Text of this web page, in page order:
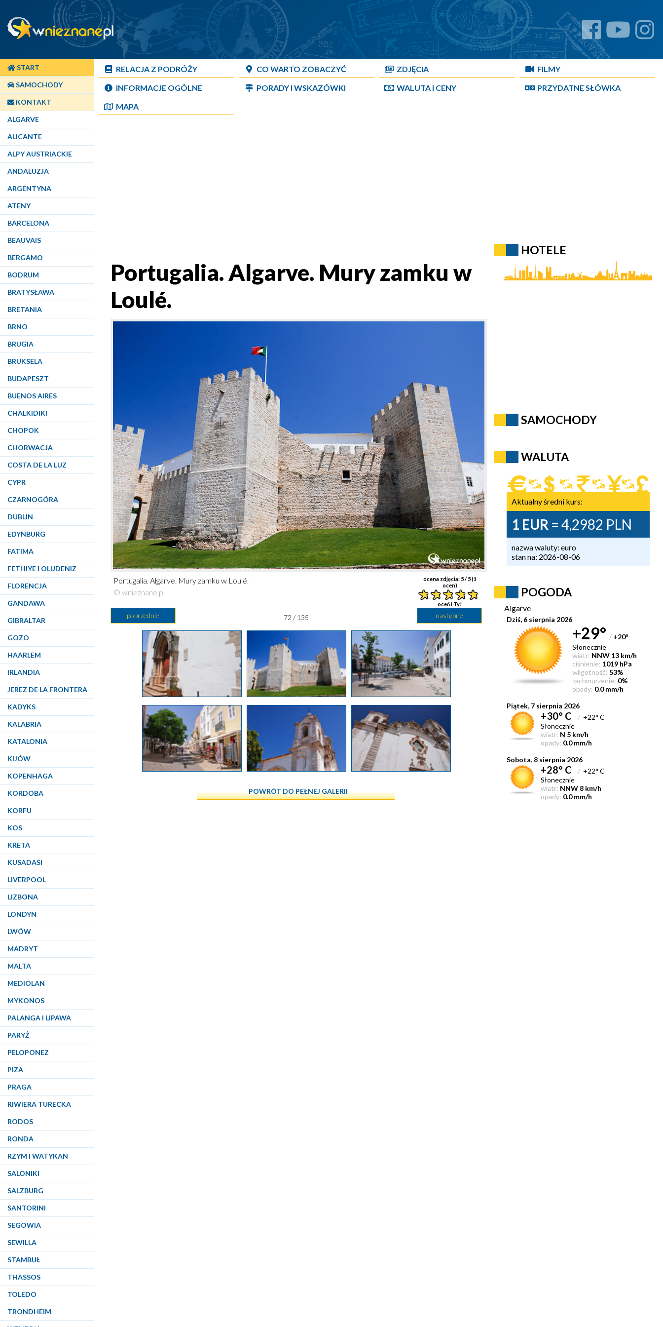
START
SAMOCHODY
KONTAKT
ALGARVE
ALICANTE
ALPY AUSTRIACKIE
ANDALUZJA
ARGENTYNA
ATENY
BARCELONA
BEAUVAIS
BERGAMO
BODRUM
BRATYSŁAWA
BRETANIA
BRNO
BRUGIA
BRUKSELA
BUDAPESZT
BUENOS AIRES
CHALKIDIKI
CHOPOK
CHORWACJA
COSTA DE LA LUZ
CYPR
CZARNOGÓRA
DUBLIN
EDYNBURG
FATIMA
FETHIYE I OLUDENIZ
FLORENCJA
GANDAWA
GIBRALTAR
GOZO
HAARLEM
IRLANDIA
JEREZ DE LA FRONTERA
KADYKS
KALABRIA
KATALONIA
KIJÓW
KOPENHAGA
KORDOBA
KORFU
KOS
KRETA
KUSADASI
LIVERPOOL
LIZBONA
LONDYN
LWÓW
MADRYT
MALTA
MEDIOLAN
MYKONOS
PALANGA I LIPAWA
PARYŻ
PELOPONEZ
PIZA
PRAGA
RIWIERA TURECKA
RODOS
RONDA
RZYM I WATYKAN
SALONIKI
SALZBURG
SANTORINI
SEGOWIA
SEWILLA
STAMBUŁ
THASSOS
TOLEDO
TRONDHEIM
RELACJA Z PODRÓŻY CO WARTO ZOBACZYĆ ZDJĘCIA
FILMY
INFORMACJE OGÓLNE
PORADY I WSKAZÓWKI WALUTA I CENY
PRZYDATNE SŁÓWKA
MAPA
Portugalia. Algarve. Mury zamku w
Loulé.
ocena zdjęcia: 5/ 5 (1
ocen)
oceń i Ty!
Portugalia. Algarve. Mury zamku w Loulé.
© wnieznane.pl
poprzednie następne
72 / 135
POWRÓT DO PEŁNEJ GALERII
HOTELE
SAMOCHODY
WALUTA
Aktualny średni kurs:
1 EUR = 4,2982 PLN
nazwa waluty: euro
stan na: 2026-08-06
POGODA
Algarve
Dziś, 6 sierpnia 2026
+29° / +20°
Słonecznie
wiatr: NNW 13 km/h
ciśnienie: 1019 hPa
wilgotność: 53%
zachmurzenie: 0%
opady: 0.0 mm/h
Piątek, 7 sierpnia 2026
+30° C / +22° C
Słonecznie
wiatr: N 5 km/h
opady: 0.0 mm/h
Sobota, 8 sierpnia 2026
+28° C / +22° C
Słonecznie
wiatr: NNW 8 km/h
opady: 0.0 mm/h